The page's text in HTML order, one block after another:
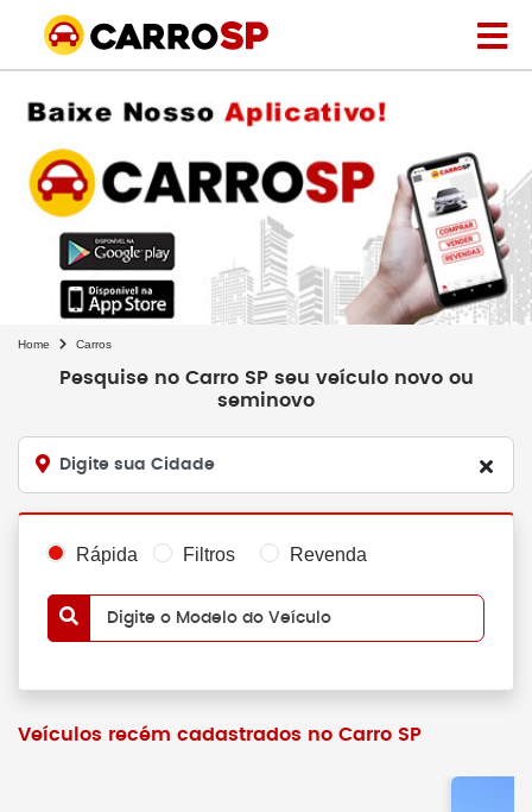
Home Carros
Pesquise no Carro SP seu veículo novo ou
seminovo
Digite sua Cidade
Rápida Filtros Revenda
Digite o Modelo do Veículo
Veículos recém cadastrados no Carro SP